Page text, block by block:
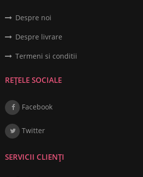
Despre noi
Despre livrare
Termeni si conditii
REȚELE SOCIALE
Facebook
Twitter
SERVICII CLIENȚI